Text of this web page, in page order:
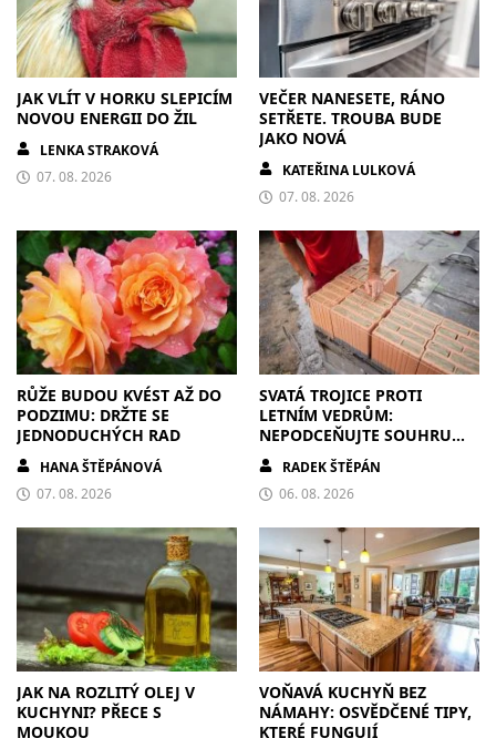
JAK VLÍT V HORKU SLEPICÍM
NOVOU ENERGII DO ŽIL
LENKA STRAKOVÁ
07. 08. 2026
VEČER NANESETE, RÁNO
SETŘETE. TROUBA BUDE
JAKO NOVÁ
KATEŘINA LULKOVÁ
07. 08. 2026
RŮŽE BUDOU KVÉST AŽ DO
PODZIMU: DRŽTE SE
JEDNODUCHÝCH RAD
HANA ŠTĚPÁNOVÁ
07. 08. 2026
SVATÁ TROJICE PROTI
LETNÍM VEDRŮM:
NEPODCEŇUJTE SOUHRU
ZDIVA A STÍNĚNÍ
RADEK ŠTĚPÁN
06. 08. 2026
JAK NA ROZLITÝ OLEJ V
KUCHYNI? PŘECE S
MOUKOU
VOŇAVÁ KUCHYŇ BEZ
NÁMAHY: OSVĚDČENÉ TIPY,
KTERÉ FUNGUJÍ